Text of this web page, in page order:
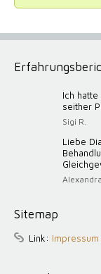
Ich
seither
Sigi R.
Liebe
Sitemap
Link: